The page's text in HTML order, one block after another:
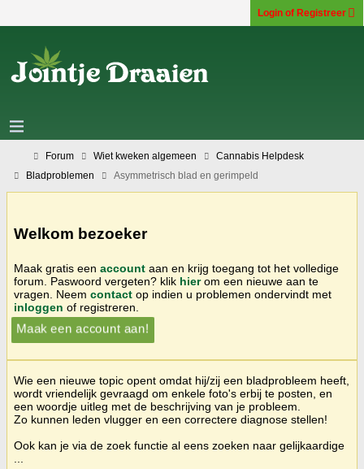
Login of Registreer
Forum Wiet kweken algemeen
Cannabis Helpdesk
Bladproblemen
Asymmetrisch blad en gerimpeld
Welkom bezoeker
Maak gratis een account aan en krijg toegang tot het volledige
forum. Paswoord vergeten? klik hierom een nieuwe aan te
vragen. Neem contact op indien u problemen ondervindt met
inloggen of registreren.
Maak een account aan!
Wie een nieuwe topic opent omdat hij/zij een bladprobleem heeft,
wordt vriendelijk gevraagd om enkele foto's erbij te posten, en
een woordje uitleg met de beschrijving van je probleem.
Zo kunnen leden vlugger en een correctere diagnose stellen!
Ook kan je via de zoek functie al eens zoeken naar gelijkaardige